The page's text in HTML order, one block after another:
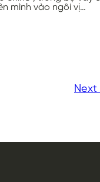
mình vào ngôi vị…
Next